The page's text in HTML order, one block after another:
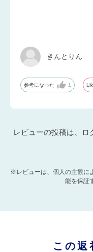
きんとりん
参考になった 1
レビューの投稿は、ロ
※レビューは、個人の主観に
能を保証
この返